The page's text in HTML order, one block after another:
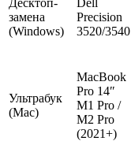
Десктоп-
замена
(Windows)
Dell
Precision
3520/3540
Ультрабук
(Mac)
MacBook
Pro 14″
M1 Pro /
M2 Pro
(2021+)